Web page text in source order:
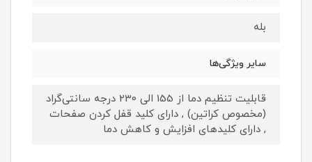
بله
سایر ویژگی‌ها
قابلیت تنظیم دما از 155 الی 230 درجه سانتی‌گراد
(مخصوص کراتین) , دارای کلید قفل کردن صفحات
, دارای کلیدهای افزایش و کاهش دما